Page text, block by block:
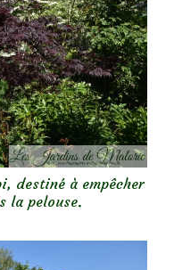
destiné à empêcher
la pelouse.